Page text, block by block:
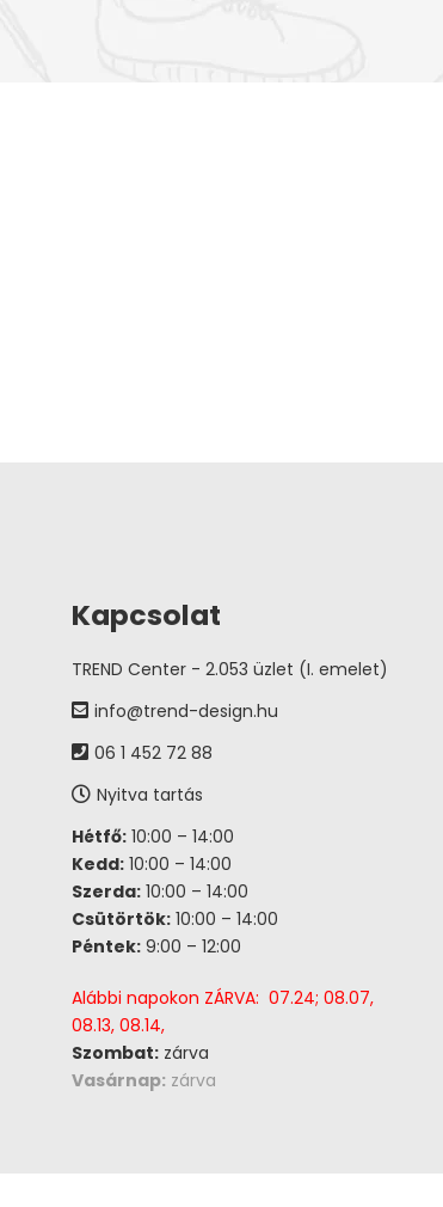
Kapcsolat
TREND Center - 2.053 üzlet (I. emelet)
info@trend-design.hu
06 1 452 72 88
Nyitva tartás
Hétfő: 10:00 – 14:00
Kedd: 10:00 – 14:00
Szerda: 10:00 – 14:00
Csütörtök: 10:00 – 14:00
Péntek: 9:00 – 12:00
Alábbi napokon ZÁRVA: 07.24; 08.07,
08.13, 08.14,
Szombat: zárva
Vasárnap: zárva